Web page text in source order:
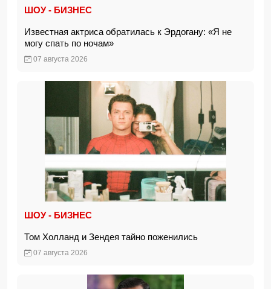
ШОУ - БИЗНЕС
Известная актриса обратилась к Эрдогану: «Я не
могу спать по ночам»
07 августа 2026
ШОУ - БИЗНЕС
Том Холланд и Зендея тайно поженились
07 августа 2026